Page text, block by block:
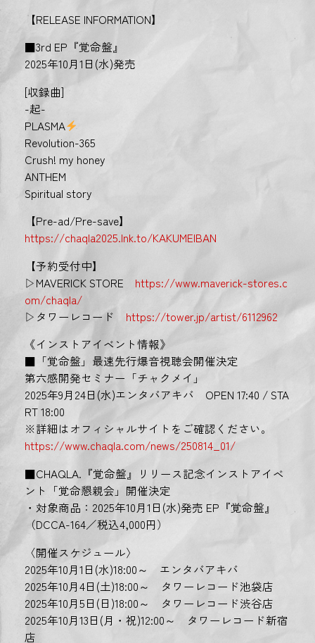
【RELEASE INFORMATION】
■3rd EP『覚命盤』
2025年10月1日(水)発売
[収録曲]
-起-
PLASMA
Revolution-365
Crush! my honey
ANTHEM
Spiritual story
【Pre-ad/Pre-save】
https://chaqla2025.lnk.to/KAKUMEIBAN
【予約受付中】
▷MAVERICK STORE https://www.maverick-stores.c
om/chaqla/
▷タワーレコード https://tower.jp/artist/6112962
《インストアイベント情報》
■「覚命盤」最速先行爆音視聴会開催決定
第六感開発セミナー「チャクメイ」
2025年9月24日(水)エンタバアキバ OPEN 17:40 / STA
RT 18:00
※詳細はオフィシャルサイトをご確認ください。
https://www.chaqla.com/news/250814_01/
■CHAQLA.『覚命盤』リリース記念インストアイベ
ント「覚命懇親会」開催決定
・対象商品：2025年10月1日(水)発売 EP『覚命盤』
（DCCA-164／税込4,000円）
〈開催スケジュール〉
2025年10月1日(水)18:00～ エンタバアキバ
2025年10月4日(土)18:00～ タワーレコード池袋店
2025年10月5日(日)18:00～ タワーレコード渋谷店
2025年10月13日(月・祝)12:00～ タワーレコード新宿
店